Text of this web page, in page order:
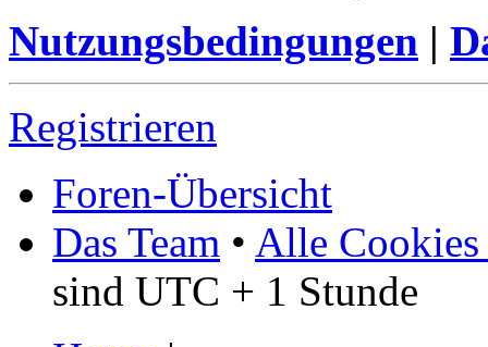
Nutzungsbedingungen |
Registrieren
Foren-Übersicht
Das Team • Alle Cookies
sind UTC + 1 Stunde